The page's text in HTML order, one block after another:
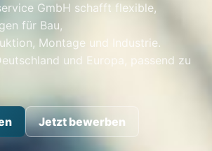
GmbH schafft flexible,
für Bau,
Montage und Industrie.
und Europa, passend zu
Jetzt bewerben